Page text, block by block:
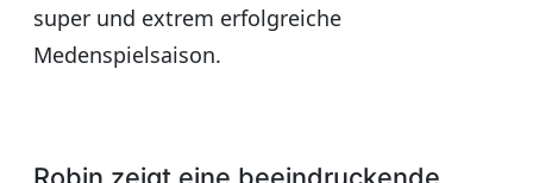
super und extrem erfolgreiche
Medenspielsaison.